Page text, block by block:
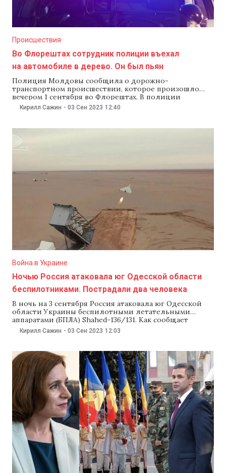
Происшествия
Во Флорештах сотрудник полиции въехал
на автомобиле в дерево. Он был пьян
Полиция Молдовы сообщила о дорожно-
транспортном происшествии, которое произошло
вечером 1 сентября во Флорештах. В полиции
сообщили, что 34-летный сотрудник полиции,
будучи пьяным, въехал на своем автомобиле марки
дома, жилец которого сообщил об инциденте
правоохранителям. Виновник аварии был одет в
рабочую форму, но авария
Кирилл Сажин - 03 Сен 2023 12:40
Война в Украине
Ночью Россия атаковала юг Одесской области
беспилотниками. Пострадали два человека
В ночь на 3 сентября Россия атаковала юг Одесской
области Украины беспилотными летательными
аппаратами (БПЛА) Shahed-136/131. Как сообщает
издание «Украинская правда», в результате атаки
пострадали два человека. Всего зафиксировали пуски
направлены на южные районы Одесской области.
Воздушным силам Украины во взаимодействии с
противовоздушной обороной других
Кирилл Сажин - 03 Сен 2023 12:03